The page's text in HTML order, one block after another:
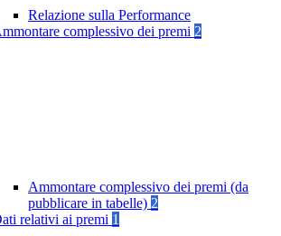
Relazione sulla Performance
complessivo dei premi 2
Ammontare complessivo dei premi (da
pubblicare in tabelle) 2
relativi ai premi 1